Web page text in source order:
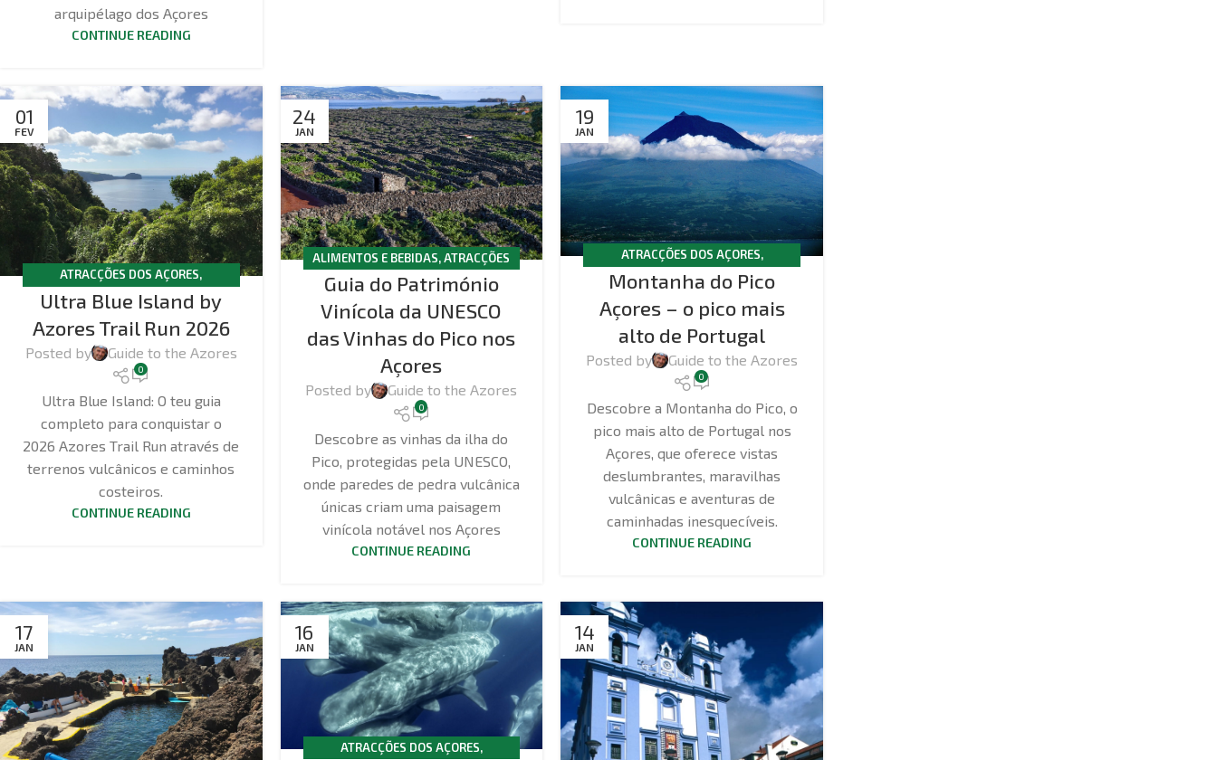
arquipélago dos Açores
CONTINUE READING
01
FEV
ATRACÇÕES DOS AÇORES,
CAMINHADAS , FACTOS E NOTÍCIAS
FAIAL
Ultra Blue Island by
Azores Trail Run 2026
Posted by Guide to the Azores
0
Ultra Blue Island: O teu guia
completo para conquistar o
2026 Azores Trail Run através de
terrenos vulcânicos e caminhos
costeiros.
CONTINUE READING
24
JAN
ALIMENTOS E BEBIDAS,ATRACÇÕES
DOS AÇORES,PICO
Guia do Património
Vinícola da UNESCO
das Vinhas do Pico nos
Açores
Posted by Guide to the Azores
0
Descobre as vinhas da ilha do
Pico, protegidas pela UNESCO,
onde paredes de pedra vulcânica
únicas criam uma paisagem
vinícola notável nos Açores
CONTINUE READING
19
JAN
ATRACÇÕES DOS AÇORES,
CAMINHADAS,PICO
Montanha do Pico
Açores – o pico mais
alto de Portugal
Posted by Guide to the Azores
0
Descobre a Montanha do Pico, o
pico mais alto de Portugal nos
Açores, que oferece vistas
deslumbrantes, maravilhas
vulcânicas e aventuras de
caminhadas inesquecíveis.
CONTINUE READING
17
JAN
16
JAN
ATRACÇÕES DOS AÇORES,
14
JAN